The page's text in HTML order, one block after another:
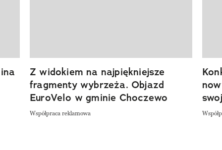
Z widokiem na najpiękniejsze
fragmenty wybrzeża. Objazd
EuroVelo w gminie Choczewo
Współpraca reklamowa